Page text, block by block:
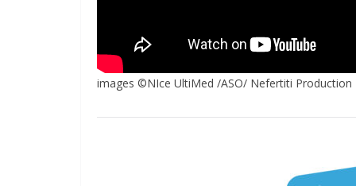
images ©NIce UltiMed /ASO/ Nefertiti Production